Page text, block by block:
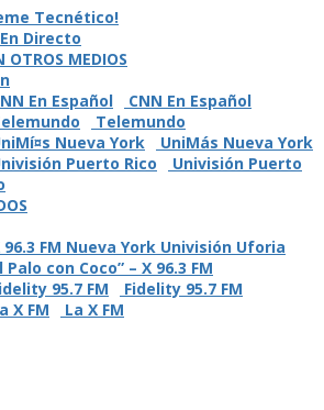
Tecnético!
Directo
OTROS MEDIOS
CNN En Español
Telemundo
UniMás Nueva York
Univisión Puerto
Palo con Coco” – X 96.3 FM
Fidelity 95.7 FM
La X FM